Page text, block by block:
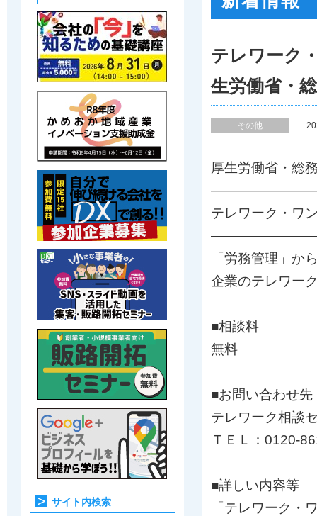
テレワーク
生労働省・
その他
厚生労働省・総
テレワーク・ワ
「労務管理」か
企業のテレワー
■相談料
無料
■お問い合わせ先
テレワーク相談
ＴＥＬ：0120-
■詳しい内容等
「テレワーク・
サイト内検索